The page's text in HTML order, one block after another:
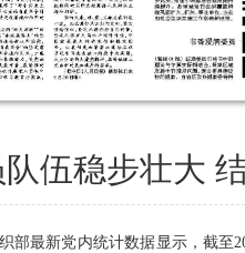
伍稳步壮大
部最新党内统计数据显示，截至